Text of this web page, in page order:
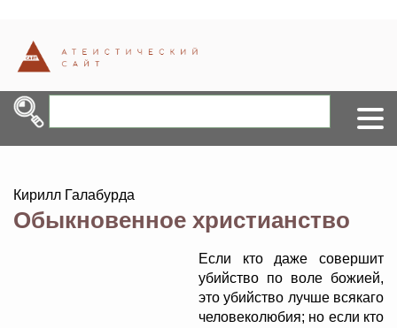
Кирилл Галабурда
Обыкновенное христианство
Если кто даже совершит
убийство по воле божией,
это убийство лучше всякаго
человеколюбия; но если кто